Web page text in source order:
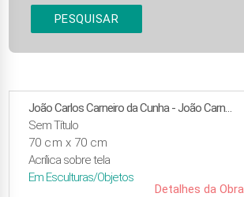
PESQUISAR
Sem Título
70 cm x 70 cm
Acrílica sobre tela
Em Esculturas/Objetos
Detalhes da Obra